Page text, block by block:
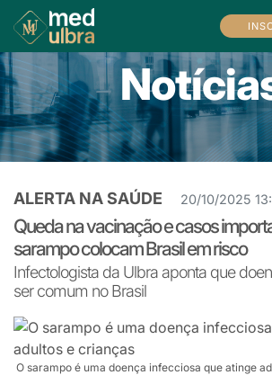
ALERTA NA SAÚDE 20/10/2025
Queda na vacinação e casos
sarampo colocam Brasil em risco
Infectologista da Ulbra aponta que
ser comum no Brasil
O sarampo é uma doença infecciosa que atinge